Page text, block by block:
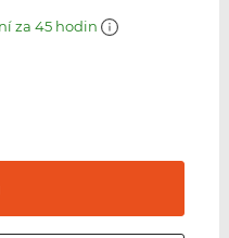
za 45 hodin